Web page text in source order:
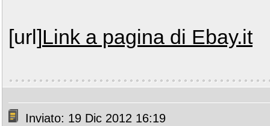
[url]Link a pagina di Ebay.it
Inviato: 19 Dic 2012 16:19